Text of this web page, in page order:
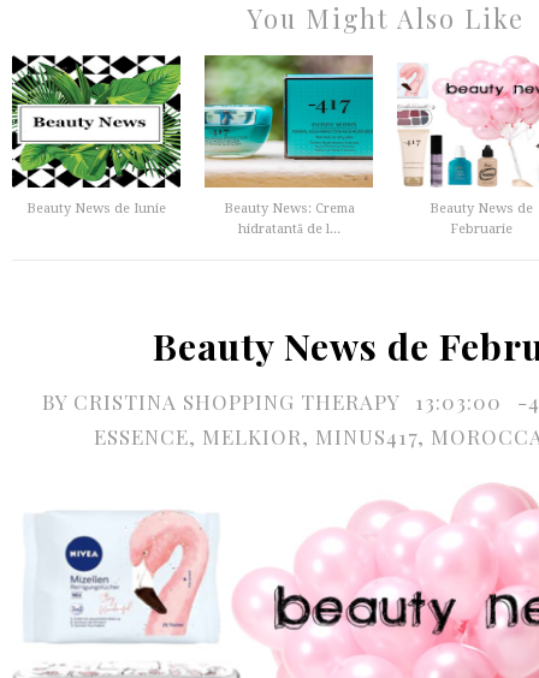
You Might Also Like
Beauty News de Iunie
Beauty News: Crema
hidratantă de l...
Beauty News de
Februarie
Beauty News de
BY CRISTINA SHOPPING THERAPY 13:03:00
-
ESSENCE, MELKIOR, MINUS417,